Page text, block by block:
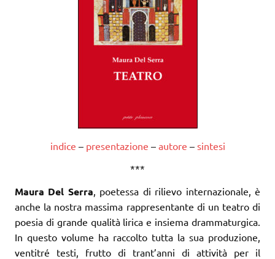
indice – presentazione – autore – sintesi
***
Maura Del Serra , poetessa di rilievo internazionale, è
anche la nostra massima rappresentante di un teatro di
poesia di grande qualità lirica e insiema drammaturgica.
In questo volume ha raccolto tutta la sua produzione,
ventitré testi, frutto di trant’anni di attività per il